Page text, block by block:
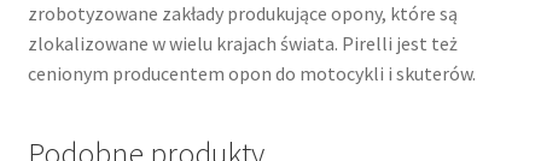
zrobotyzowane zakłady produkujące opony, które są
zlokalizowane w wielu krajach świata. Pirelli jest też
cenionym producentem opon do motocykli i skuterów.